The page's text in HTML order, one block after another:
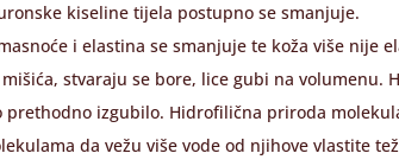
kiseline tijela postupno se smanjuje.
i elastina se smanjuje te koža više nije
stvaraju se bore, lice gubi na
izgubilo. Hidrofilična priroda
da vežu više vode od njihove vlastite